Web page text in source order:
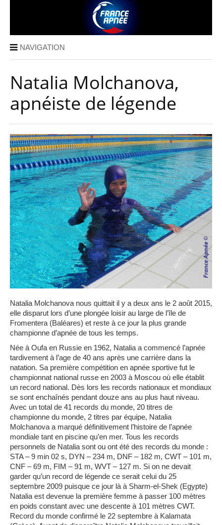
NAVIGATION
Natalia Molchanova,
apnéiste de légende
Natalia Molchanova nous quittait il y a deux ans le 2 août 2015,
elle disparut lors d’une plongée loisir au large de l’île de
Fromentera (Baléares) et reste à ce jour la plus grande
championne d’apnée de tous les temps.
Née à Oufa en Russie en 1962, Natalia a commencé l’apnée
tardivement à l’age de 40 ans après une carrière dans la
natation. Sa première compétition en apnée sportive fut le
championnat national russe en 2003 à Moscou où elle établit
un record national. Dès lors les records nationaux et mondiaux
se sont enchaînés pendant douze ans au plus haut niveau.
Avec un total de 41 records du monde, 20 titres de
championne du monde, 2 titres par équipe, Natalia
Molchanova a marqué définitivement l’histoire de l’apnée
mondiale tant en piscine qu’en mer. Tous les records
personnels de Natalia sont ou ont été des records du monde :
STA – 9 min 02 s, DYN – 234 m, DNF – 182 m, CWT – 101 m,
CNF – 69 m, FIM – 91 m, WVT – 127 m. Si on ne devait
garder qu’un record de légende ce serait celui du 25
septembre 2009 puisque ce jour là à Sharm-el-Shek (Egypte)
Natalia est devenue la première femme à passer 100 mètres
en poids constant avec une descente à 101 mètres CWT.
Record du monde confirmé le 22 septembre à Kalamata